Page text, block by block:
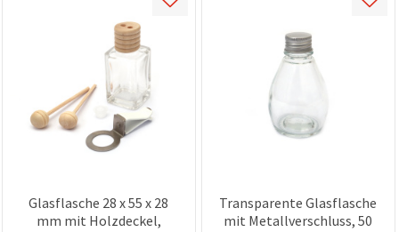
Glasflasche 28 x 55 x 28
mm mit Holzdeckel,
Transparente Glasflasche
mit Metallverschluss, 50